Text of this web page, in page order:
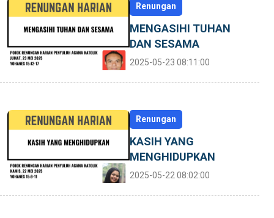
Renungan
MENGASIHI TUHAN
DAN SESAMA
2025-05-23 08:11:00
Renungan
KASIH YANG
MENGHIDUPKAN
2025-05-22 08:02:00